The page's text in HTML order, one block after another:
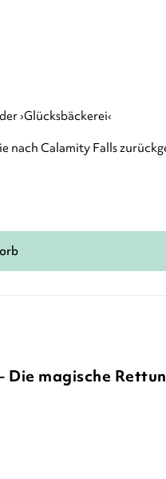
›Glücksbäckerei‹
nach Calamity Falls
Die magische